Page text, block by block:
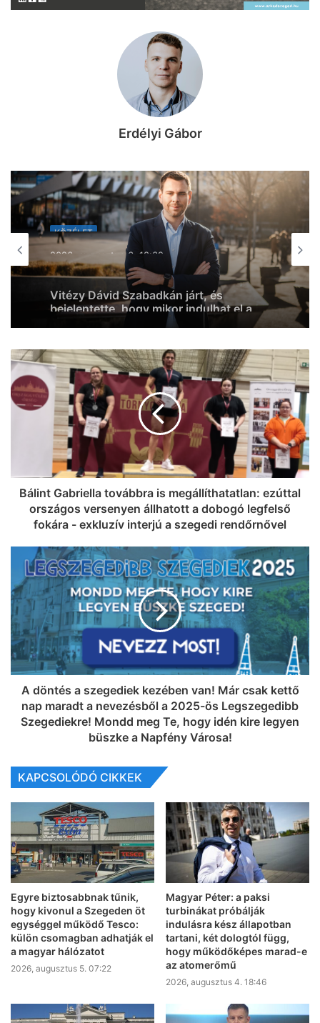
Erdélyi Gábor
KÖZÉLET
2026, augusztus 6. 17:16
„Szeged a legkerékpárosabb magyar
város” – Botka László fotókat osztott
meg a kiskundorozsmai kerékpárút
megújult szakaszáról
Bálint Gabriella továbbra is megállíthatatlan: ezúttal
országos versenyen állhatott a dobogó legfelső
fokára - exkluzív interjú a szegedi rendőrnővel
A döntés a szegediek kezében van! Már csak kettő
nap maradt a nevezésből a 2025-ös Legszegedibb
Szegediekre! Mondd meg Te, hogy idén kire legyen
büszke a Napfény Városa!
KAPCSOLÓDÓ CIKKEK
Egyre biztosabbnak tűnik,
hogy kivonul a Szegeden öt
egységgel működő Tesco:
külön csomagban adhatják el
a magyar hálózatot
2026, augusztus 5. 07:22
Magyar Péter: a paksi
turbinákat próbálják
indulásra kész állapotban
tartani, két dologtól függ,
hogy működőképes marad-e
az atomerőmű
2026, augusztus 4. 18:46